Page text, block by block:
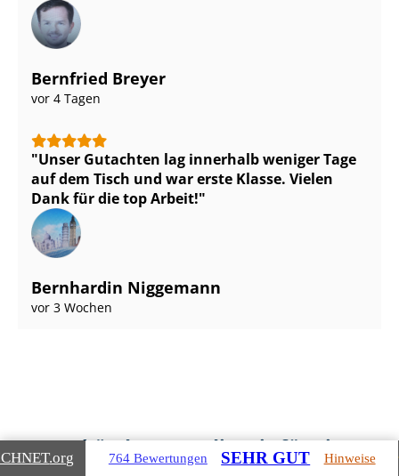
Bernfried Breyer
vor 4 Tagen
Unser Gutachten lag innerhalb weniger Tage
auf dem Tisch und war erste Klasse. Vielen
Dank für die top Arbeit!
Bernhardin Niggemann
vor 3 Wochen
Gebäudearten, die wir für Sie
.org 764 Bewertungen SEHR GUT Hinweise